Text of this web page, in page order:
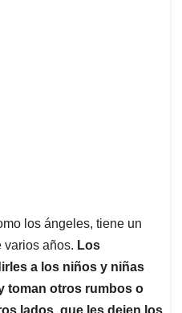
los ángeles, tiene un
varios años. Los
a los niños y niñas
toman otros rumbos o